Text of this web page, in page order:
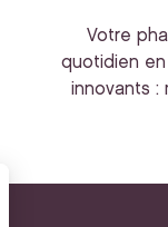
Votre
quotidien
innovants :